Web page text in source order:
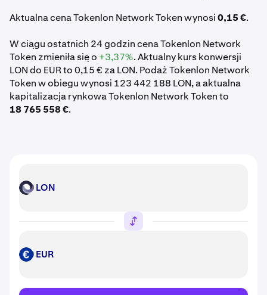
Aktualna cena Tokenlon Network Token wynosi0,15 €.
W ciągu ostatnich 24 godzin cena Tokenlon Network
Token zmieniła się o +3,37%. Aktualny kurs konwersji
LON do EUR to 0,15 € za LON. Podaż Tokenlon Network
Token w obiegu wynosi 123 442 188 LON, a aktualna
kapitalizacja rynkowa Tokenlon Network Token to
18 765 558 €.
LON LON
EUR EUR